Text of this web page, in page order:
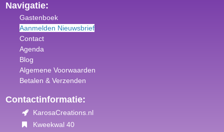
Navigatie:
Gastenboek
Aanmelden Nieuwsbrief
Contact
Agenda
Blog
Algemene Voorwaarden
Betalen & Verzenden
Contactinformatie:
KarosaCreations.nl
Kweekwal 40